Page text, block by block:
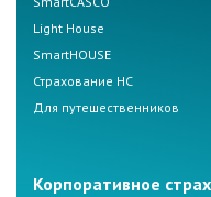
Light House
SmartHOUSE
Страхование НС
Для путешественников
Корпоративное